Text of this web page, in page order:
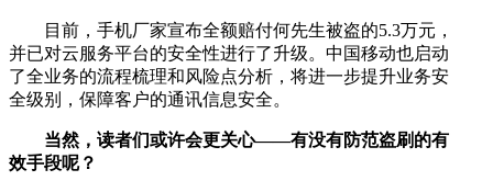
目前，手机厂家宣布全额赔付何先生被盗的5.3万元，
并已对云服务平台的安全性进行了升级。中国移动也启动
了全业务的流程梳理和风险点分析，将进一步提升业务安
全级别，保障客户的通讯信息安全。
当然，读者们或许会更关心——有没有防范盗刷的有
效手段呢？